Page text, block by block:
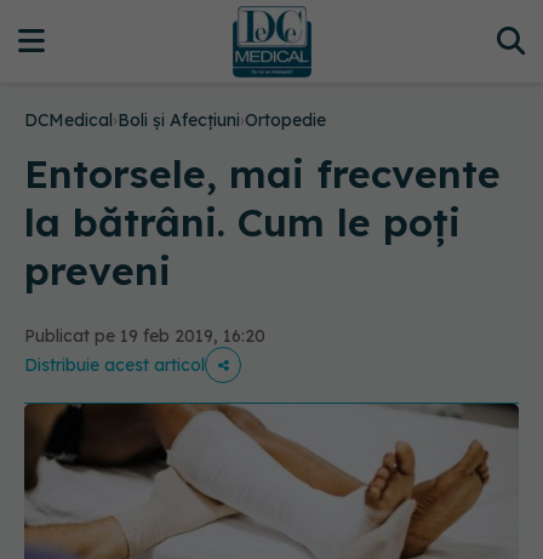
DCMedical›Boli și Afecțiuni›Ortopedie
Entorsele, mai frecvente
la bătrâni. Cum le poți
preveni
Publicat pe 19 feb 2019, 16:20
Distribuie acest articol